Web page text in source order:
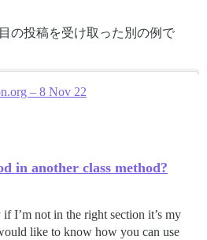
の投稿を受け取った別の例で
– 8 Nov 22
in another class method?
I’m not in the right section it’s my
like to know how you can use